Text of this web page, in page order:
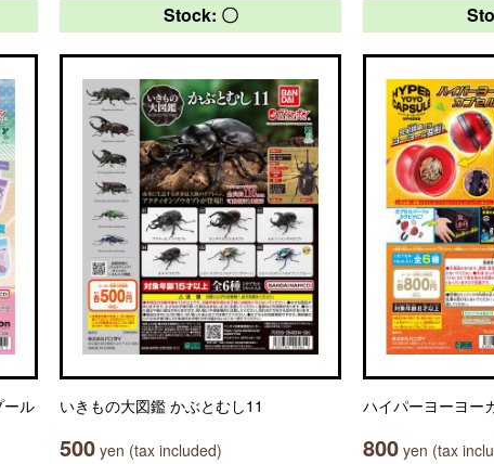
ール
Stock: 〇
いきもの大図鑑 かぶとむし11
500 yen (tax included)
ハイパーヨーヨー
800 yen (tax